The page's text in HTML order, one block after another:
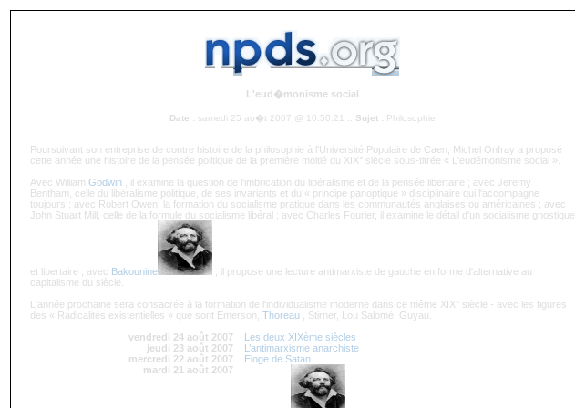
L'eud�monisme social
Date : samedi 25 ao�t 2007 @ 10:50:21 :: Sujet : Philosophie
Poursuivant son entreprise de contre histoire de la philosophie à l'Université Populaire de Caen, Michel Onfray a proposé
cette année une histoire de la pensée politique de la première moitié du XIX° siècle sous-titrée « L'eudémonisme social ».
Avec William Godwin , il examine la question de l'imbrication du libéralisme et de la pensée libertaire ; avec Jeremy
Bentham, celle du libéralisme politique, de ses invariants et du « principe panoptique » disciplinaire qui l'accompagne
toujours ; avec Robert Owen, la formation du socialisme pratique dans les communautés anglaises ou américaines ; avec
John Stuart Mill, celle de la formule du socialisme libéral ; avec Charles Fourier, il examine le détail d'un socialisme gnostique
et libertaire ; avec Bakounine
, il propose une lecture antimarxiste de gauche en forme d'alternative au
capitalisme du siècle.
L'année prochaine sera consacrée à la formation de l'individualisme moderne dans ce même XIX° siècle - avec les figures
des « Radicalités existentielles » que sont Emerson, Thoreau , Stirner, Lou Salomé, Guyau.
vendredi 24 août 2007
Les deux XIXème siècles
jeudi 23 août 2007
L’antimarxisme anarchiste
mercredi 22 août 2007
Eloge de Satan
mardi 21 août 2007